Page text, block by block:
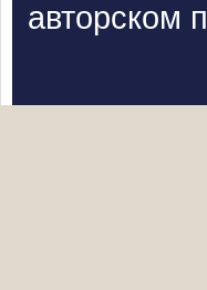
авторском